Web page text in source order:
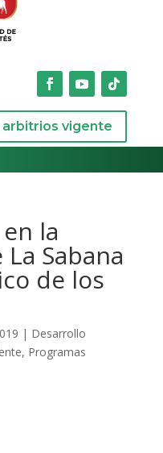
arbitrios vigente
la
Sabana
de los
| Desarrollo
, Programas